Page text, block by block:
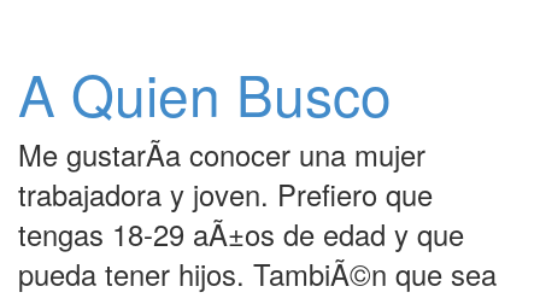
A Quien Busco
Me gustarÃ­a conocer una mujer
trabajadora y joven. Prefiero que
tengas 18-29 aÃ±os de edad y que
pueda tener hijos. TambiÃ©n que sea